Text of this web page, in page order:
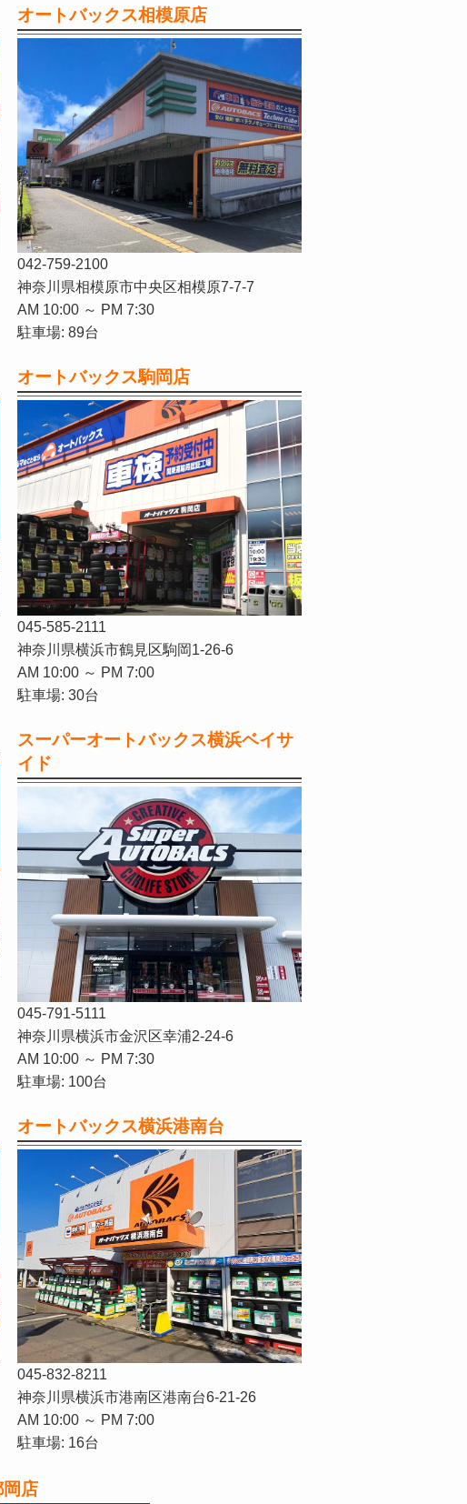
オートバックス相模原店
042-759-2100
神奈川県相模原市中央区相模原7-7-7
AM 10:00 ～ PM 7:30
駐車場: 89台
オートバックス駒岡店
045-585-2111
神奈川県横浜市鶴見区駒岡1-26-6
AM 10:00 ～ PM 7:00
駐車場: 30台
スーパーオートバックス横浜ベイサ
イド
045-791-5111
神奈川県横浜市金沢区幸浦2-24-6
AM 10:00 ～ PM 7:30
駐車場: 100台
オートバックス横浜港南台
045-832-8211
神奈川県横浜市港南区港南台6-21-26
AM 10:00 ～ PM 7:00
駐車場: 16台
岡店